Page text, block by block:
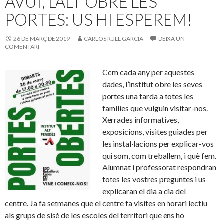
PORTES: US HI ESPEREM!
26 DE MARÇ DE 2019 CARLOS RULL GARCIA
DEIXA UN
COMENTARI
Com cada any per aquestes
dades, l’institut obre les seves
portes una tarda a totes les
famílies que vulguin visitar-nos.
Xerrades informatives,
exposicions, visites guiades per
les instal·lacions per explicar-vos
qui som, com treballem, i què fem.
Alumnat i professorat respondran
totes les vostres preguntes i us
explicaran el dia a dia del
centre. Ja fa setmanes que el centre fa visites en horari lectiu
als grups de sisè de les escoles del territori que ens ho